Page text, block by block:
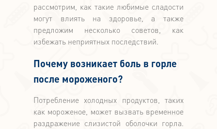
рассмотрим, как такие любимые сладости
могут влиять на здоровье, а также
предложим несколько советов, как
избежать неприятных последствий.
Почему возникает боль в горле
после мороженого?
Потребление холодных продуктов, таких
как мороженое, может вызвать временное
раздражение слизистой оболочки горла.